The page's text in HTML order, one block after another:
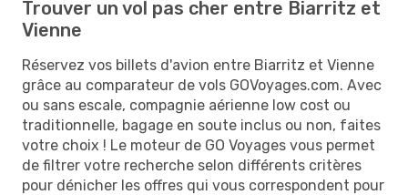
Trouver un vol pas cher entre Biarritz et
Vienne
Réservez vos billets d'avion entre Biarritz et Vienne
grâce au comparateur de vols GOVoyages.com. Avec
ou sans escale, compagnie aérienne low cost ou
traditionnelle, bagage en soute inclus ou non, faites
votre choix ! Le moteur de GO Voyages vous permet
de filtrer votre recherche selon différents critères
pour dénicher les offres qui vous correspondent pour